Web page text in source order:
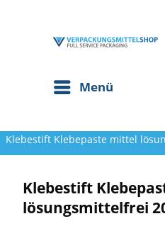
Menü
Klebestift Klebepaste mittel
Klebestift
lösungsmittelfrei